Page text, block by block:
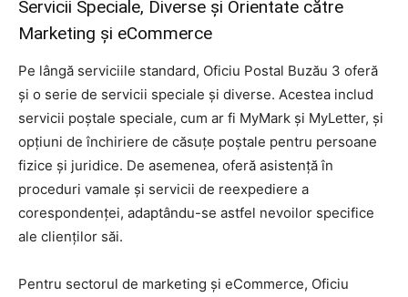
Servicii Speciale, Diverse și Orientate către
Marketing și eCommerce
Pe lângă serviciile standard, Oficiu Postal Buzău 3 oferă
și o serie de servicii speciale și diverse. Acestea includ
servicii poștale speciale, cum ar fi MyMark și MyLetter, și
opțiuni de închiriere de căsuțe poștale pentru persoane
fizice și juridice. De asemenea, oferă asistență în
proceduri vamale și servicii de reexpediere a
corespondenței, adaptându-se astfel nevoilor specifice
ale clienților săi.
Pentru sectorul de marketing și eCommerce, Oficiu